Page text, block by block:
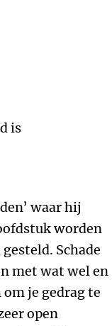
is
waar hij
worden
Schade
met wat wel en
je gedrag te
open